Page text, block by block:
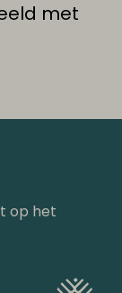
met
op het